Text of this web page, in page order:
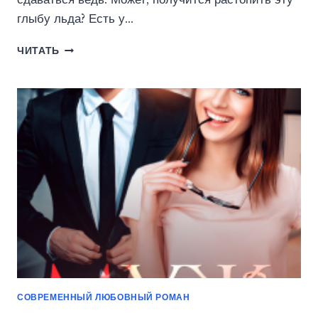
глыбу льда? Есть у…
ЧИТАТЬ КАПКАН
(КРИСТИНА
МАЙЕР)
СОВРЕМЕННЫЙ ЛЮБОВНЫЙ РОМАН